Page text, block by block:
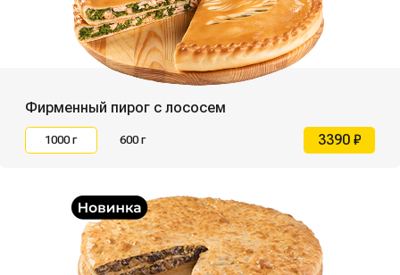
Фирменный пирог с лососем
1000 г 600 г 3390 ₽